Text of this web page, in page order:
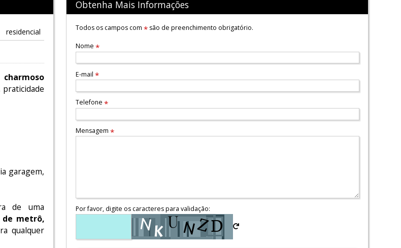
residencial
charmoso
garagem,
de uma
de metrô,
qualquer
Obtenha Mais Informações
Todos os campos com *são de preenchimento obrigatório.
Nome *
E-mail *
Telefone *
Mensagem *
Por favor, digite os caracteres para validação: